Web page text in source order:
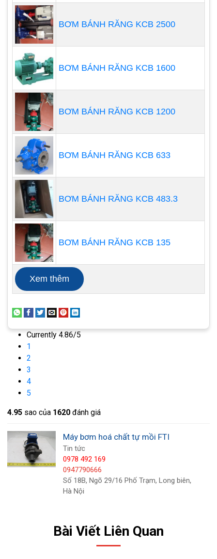
riêng cao như axit sulfuric, axit photphoric
cũng như natri một cách dễ dàng.
Làm việc nhanh: Có khả năng nâng chất lỏng
từ 5,5m trong vòng chưa đầy 90 giây. Giảm
thời gian chờ đợi và thời gian bơm
Khả năng chạy khô: Khả năng chạy khô giúp
bảo vệ máy bơm từ hệ thống phức tạp.
Tính kinh tế: Cực kỳ hiệu quả trong sử dụng
năng lượng. Nó vận hành với hiệu năng rất
tiết kiệm so với các loại bơm tự mồi khác.
Linh hoạt: Khả năng tự mồi cho phép máy
bơm xử lý các ứng dụng khó khăn đối với
máy bơm ly tâm tiêu chuẩn.
Các ứng dụng phổ biến:
Các hệ thống phun sơn. mạ hóa chất kim loại
chất tẩy rửa, dầu gội
Sản xuất các loại sơn, thuốc nhuôm, mực in
Xử lý và sản xuất nước sạnh, các hệ thống xử
lý nước thải
Các phòng thí nghiệm hóa chất,sản xuất chế
Sản xuất kim loại, luyện kim, khai thác mỏ
Sản xuất thuốc thú y
BƠM BÁNH RĂNG KCB 2500
BƠM BÁNH RĂNG KCB 1600
BƠM BÁNH RĂNG KCB 1200
BƠM BÁNH RĂNG KCB 633
BƠM BÁNH RĂNG KCB 483.3
BƠM BÁNH RĂNG KCB 135
Xem thêm
Currently 4.86/5
1
2
3
4
5
4.95 sao của 1620 đánh giá
Máy bơm hoá chất tự mồi FTI
Tin tức
0978 492 169
0947790666
Số 18B, Ngõ 29/16 Phố Trạm, Long biên,
Hà Nội
Bài Viết Liên Quan